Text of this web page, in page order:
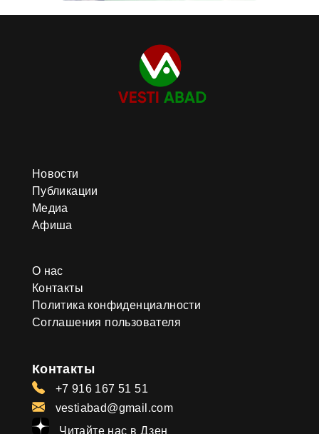
Новости
Публикации
Медиа
Афиша
О нас
Контакты
Политика конфиденциалности
Соглашения пользователя
Контакты
+7 916 167 51 51
vestiabad@gmail.com
Читайте нас в Дзен